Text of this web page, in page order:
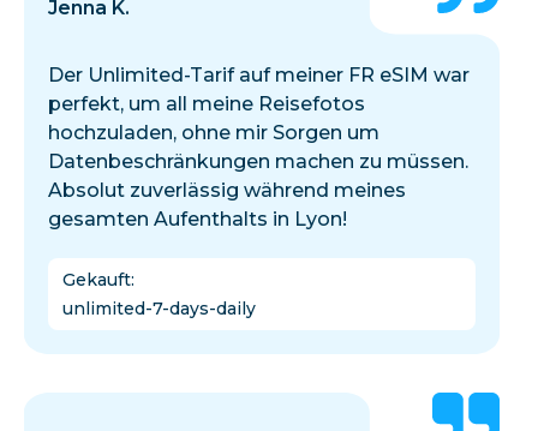
Jenna K.
Der Unlimited-Tarif auf meiner FR eSIM war
perfekt, um all meine Reisefotos
hochzuladen, ohne mir Sorgen um
Datenbeschränkungen machen zu müssen.
Absolut zuverlässig während meines
gesamten Aufenthalts in Lyon!
Gekauft:
unlimited-7-days-daily